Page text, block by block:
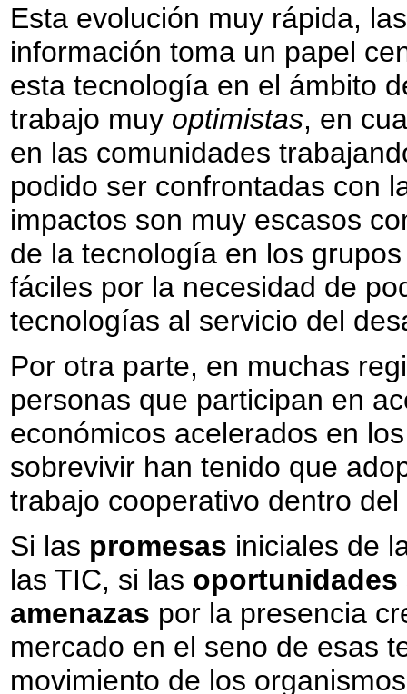
Esta evolución muy rápida,
información toma un papel
esta tecnología en el ámbito
trabajo muy optimistas, en
en las comunidades
podido ser confrontadas con
impactos son muy escasos
de la tecnología en los
fáciles por la necesidad de
tecnologías al servicio del
Por otra parte, en muchas
personas que participan en
económicos acelerados en
sobrevivir han tenido que
trabajo cooperativo dentro del
Si las promesas iniciales de
las TIC, si las oportunidades
amenazas por la presencia
mercado en el seno de esas
movimiento de los